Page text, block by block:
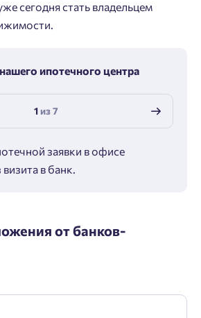
сегодня стать владельцем
ипотечного центра
1из7
заявки в офисе
в банк.
от банков-